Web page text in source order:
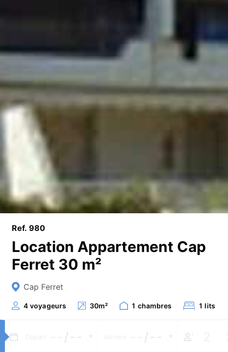
Ref. 980
Location Appartement Cap
Ferret 30 m²
Cap Ferret
4 voyageurs 30m² 1 chambres 1 lits
/-- /--